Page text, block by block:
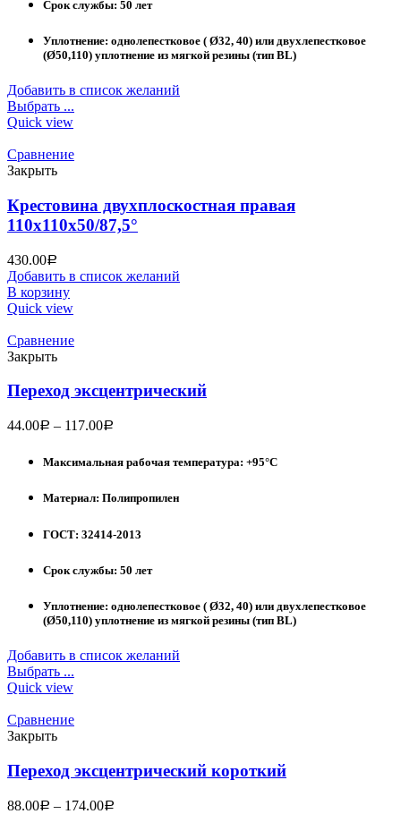
Срок службы: 50 лет
Уплотнение: однолепестковое ( Ø32, 40) или двухлепестковое
(Ø50,110) уплотнение из мягкой резины (тип BL)
Добавить в список желаний
Выбрать ...
Quick view
Сравнение
Закрыть
Крестовина двухплоскостная правая
110х110х50/87,5°
430.00Р
Добавить в список желаний
В корзину
Quick view
Сравнение
Закрыть
Переход эксцентрический
44.00Р – 117.00Р
Максимальная рабочая температура: +95°С
Материал: Полипропилен
ГОСТ: 32414-2013
Срок службы: 50 лет
Уплотнение: однолепестковое ( Ø32, 40) или двухлепестковое
(Ø50,110) уплотнение из мягкой резины (тип BL)
Добавить в список желаний
Выбрать ...
Quick view
Сравнение
Закрыть
Переход эксцентрический короткий
88.00Р – 174.00Р